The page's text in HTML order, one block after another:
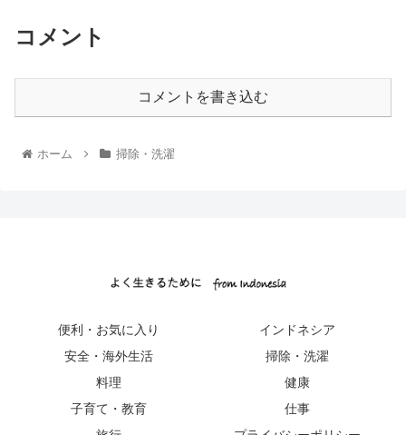
コメント
コメントを書き込む
ホーム 掃除・洗濯
便利・お気に入り
インドネシア
安全・海外生活
掃除・洗濯
料理
健康
子育て・教育
仕事